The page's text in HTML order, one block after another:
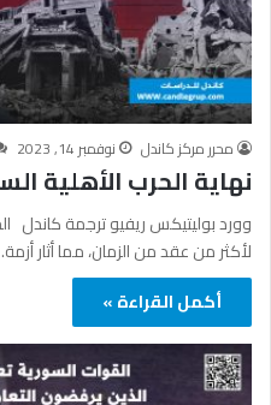
محرر مركز كاندل نوفمبر 14, 2023
نهاية الحرب الأهلية
وورد بوليتيكس ريفيو ترجمة كاندل
لأكثر من عقد من الزمان، مما أثار
أكمل القراءة »